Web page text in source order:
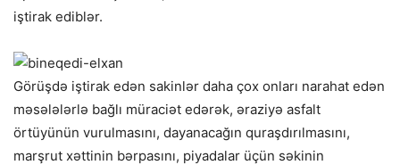
iştirak ediblər.
Görüşdə iştirak edən sakinlər daha çox onları narahat edən
məsələlərlə bağlı müraciət edərək, əraziyə asfalt
örtüyünün vurulmasını, dayanacağın quraşdırılmasını,
marşrut xəttinin bərpasını, piyadalar üçün səkinin